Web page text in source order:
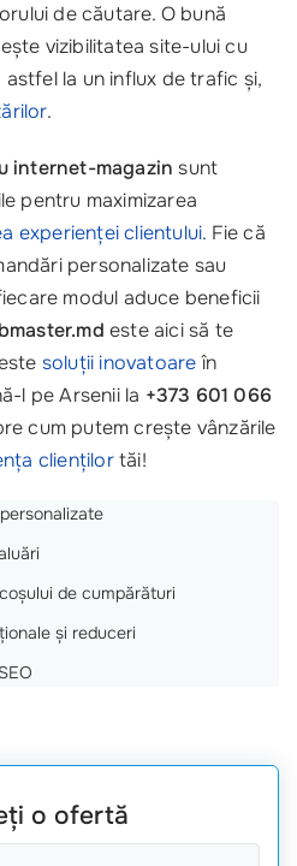
de căutare. O bună
vizibilitatea site-ului cu
la un influx de trafic și,
.
internet-magazin sunt
pentru maximizarea
experienței clientului. Fie că
personalizate sau
modul aduce beneficii
este aici să te
soluții inovatoareîn
l pe Arsenii la +373 601 066
cum putem crește vânzările
cliențilortăi!
de cumpărături
și reduceri
o ofertă